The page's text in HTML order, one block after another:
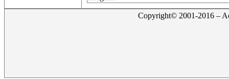
Copyright© 2001-2016 –